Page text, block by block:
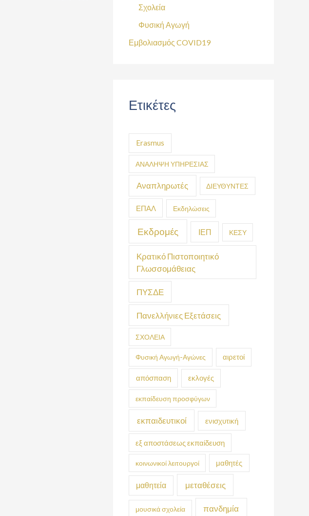
Σχολεία
Φυσική Αγωγή
Εμβολιασμός COVID19
Ετικέτες
Erasmus
ΑΝΑΛΗΨΗ ΥΠΗΡΕΣΙΑΣ
Αναπληρωτές ΔΙΕΥΘΥΝΤΕΣ
ΕΠΑΛ Εκδηλώσεις
Εκδρομές ΙΕΠ ΚΕΣΥ
Κρατικό Πιστοποιητικό
Γλωσσομάθειας
ΠΥΣΔΕ
Πανελλήνιες Εξετάσεις
ΣΧΟΛΕΙΑ
Φυσική Αγωγή-Αγώνες αιρετοί
απόσπαση εκλογές
εκπαίδευση προσφύγων
εκπαιδευτικοί ενισχυτική
εξ αποστάσεως εκπαίδευση
κοινωνικοί λειτουργοί μαθητές
μαθητεία μεταθέσεις
μουσικά σχολεία πανδημία